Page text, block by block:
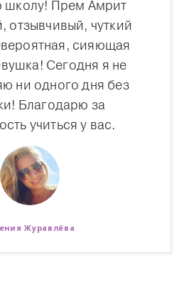
школу! Прем Амрит
отзывчивый, чуткий
сияющая
Сегодня я не
ни одного дня без
Благодарю за
учиться у вас.
Журавлёва